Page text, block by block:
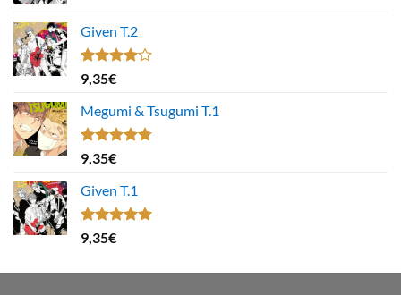
Given T.2
Note
4.00
5
9,35€
Megumi & Tsugumi T.1
Note4.67
sur 5
9,35€
Given T.1
Note5.00
sur 5
9,35€